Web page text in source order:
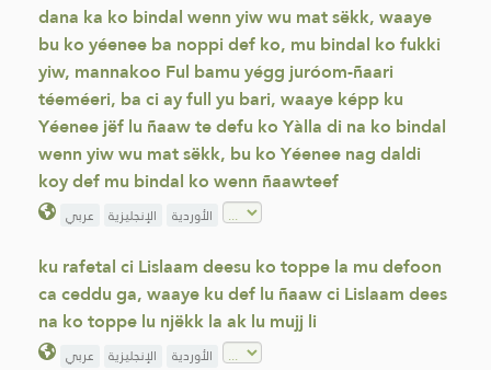
dana ka ko bindal wenn yiw wu mat sëkk, waaye
bu ko yéenee ba noppi def ko, mu bindal ko fukki
yiw, mannakoo Ful bamu yégg juróom-ñaari
téeméeri, ba ci ay full yu bari, waaye képp ku
Yéenee jëf lu ñaaw te defu ko Yàlla di na ko bindal
wenn yiw wu mat sëkk, bu ko Yéenee nag daldi
koy def mu bindal ko wenn ñaawteef
عربي الإنجليزية الأوردية
ku rafetal ci Lislaam deesu ko toppe la mu defoon
ca ceddu ga, waaye ku def lu ñaaw ci Lislaam dees
na ko toppe lu njëkk la ak lu mujj li
عربي الإنجليزية الأوردية